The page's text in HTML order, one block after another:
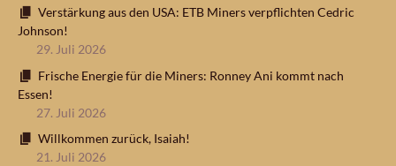
Verstärkung aus den USA: ETB Miners verpflichten Cedric
Johnson!
29. Juli 2026
Frische Energie für die Miners: Ronney Ani kommt nach
Essen!
27. Juli 2026
Willkommen zurück, Isaiah!
21. Juli 2026